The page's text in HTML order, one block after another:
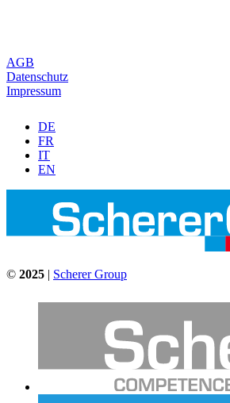
AGB
Datenschutz
Impressum
DE
FR
IT
EN
© 2025 | Scherer Group